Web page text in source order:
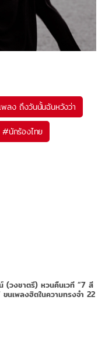
พลง ถึงวันนั้นฉันหวังว่า
#นักร้องไทย
(วงชาตรี) หวนคืนเวที “7 สี
ขนเพลงฮิตในความทรงจำ 22